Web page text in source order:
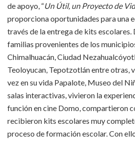
de apoyo, “Un Útil, un Proyecto de
proporciona oportunidades para una
través de la entrega de kits escolares.
familias provenientes de los
Chimalhuacán, Ciudad
Teoloyucan, Tepotzotlán entre otras,
vez en su vida Papalote, Museo del
salas interactivas, vivieron la
función en cine Domo, compartieron
recibieron kits escolares muy
proceso de formación escolar. Con